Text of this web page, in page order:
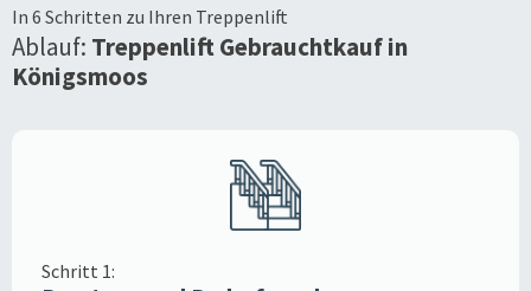
In 6 Schritten zu Ihren Treppenlift
Ablauf: Treppenlift Gebrauchtkauf in
Königsmoos
Schritt 1: